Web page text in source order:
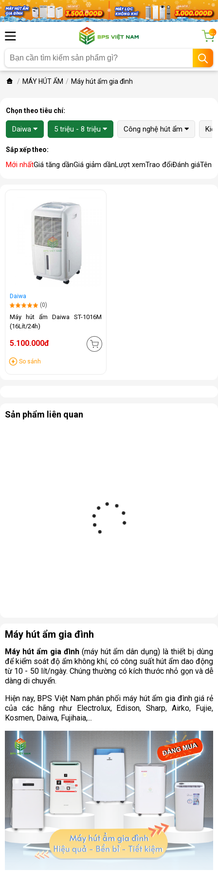
...
MÁY HÚT ẨM Máy hút ẩm gia đình
Chọn theo tiêu chí:
Daiwa 5 triệu - 8 triệu Công nghệ hút ẩm
Sắp xếp theo:
Mới nhấtGiá tăng dầnGiá giảm dầnLượt xemTrao đổiĐánh giáTên
Daiwa
(0)
Máy hút ẩm Daiwa ST-1016M
(16Lít/24h)
5.100.000đ
So sánh
Sản phẩm liên quan
Máy hút ẩm gia đình
Máy hút ẩm gia đình(máy hút ẩm dân dụng) là thiết bị dùng
để kiểm soát độ ẩm không khí, có công suất hút ẩm dao động
từ 10 - 50 lít/ngày. Chúng thường có kích thước nhỏ gọn và dễ
dàng di chuyển.
Hiện nay, BPS Việt Nam phân phối máy hút ẩm gia đình giá rẻ
của các hãng như Electrolux, Edison, Sharp, Airko, Fujie,
Kosmen, Daiwa, Fujihaia,...